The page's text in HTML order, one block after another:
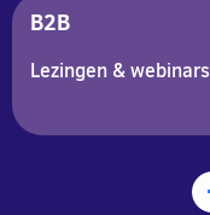
B2B
Lezingen & webinars